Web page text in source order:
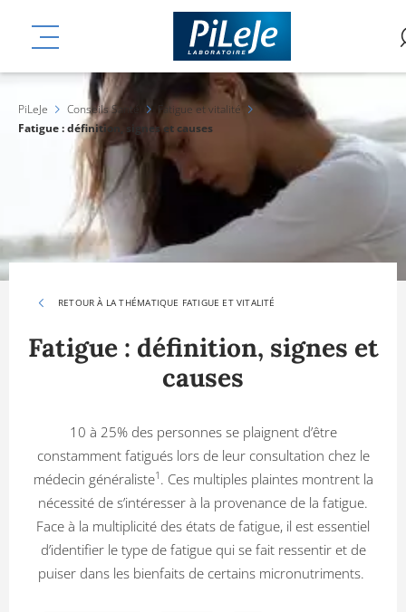
MENU
PiLeJe Conseils Santé
Fatigue et vitalité
Fatigue : définition, signes et causes
RETOUR À LA THÉMATIQUE FATIGUE ET VITALITÉ
Fatigue : définition, signes et
causes
10 à 25% des personnes se plaignent d’être
constamment fatigués lors de leur consultation chez le
médecin généraliste1 . Ces multiples plaintes montrent la
nécessité de s’intéresser à la provenance de la fatigue.
Face à la multiplicité des états de fatigue, il est essentiel
d’identifier le type de fatigue qui se fait ressentir et de
puiser dans les bienfaits de certains micronutriments.